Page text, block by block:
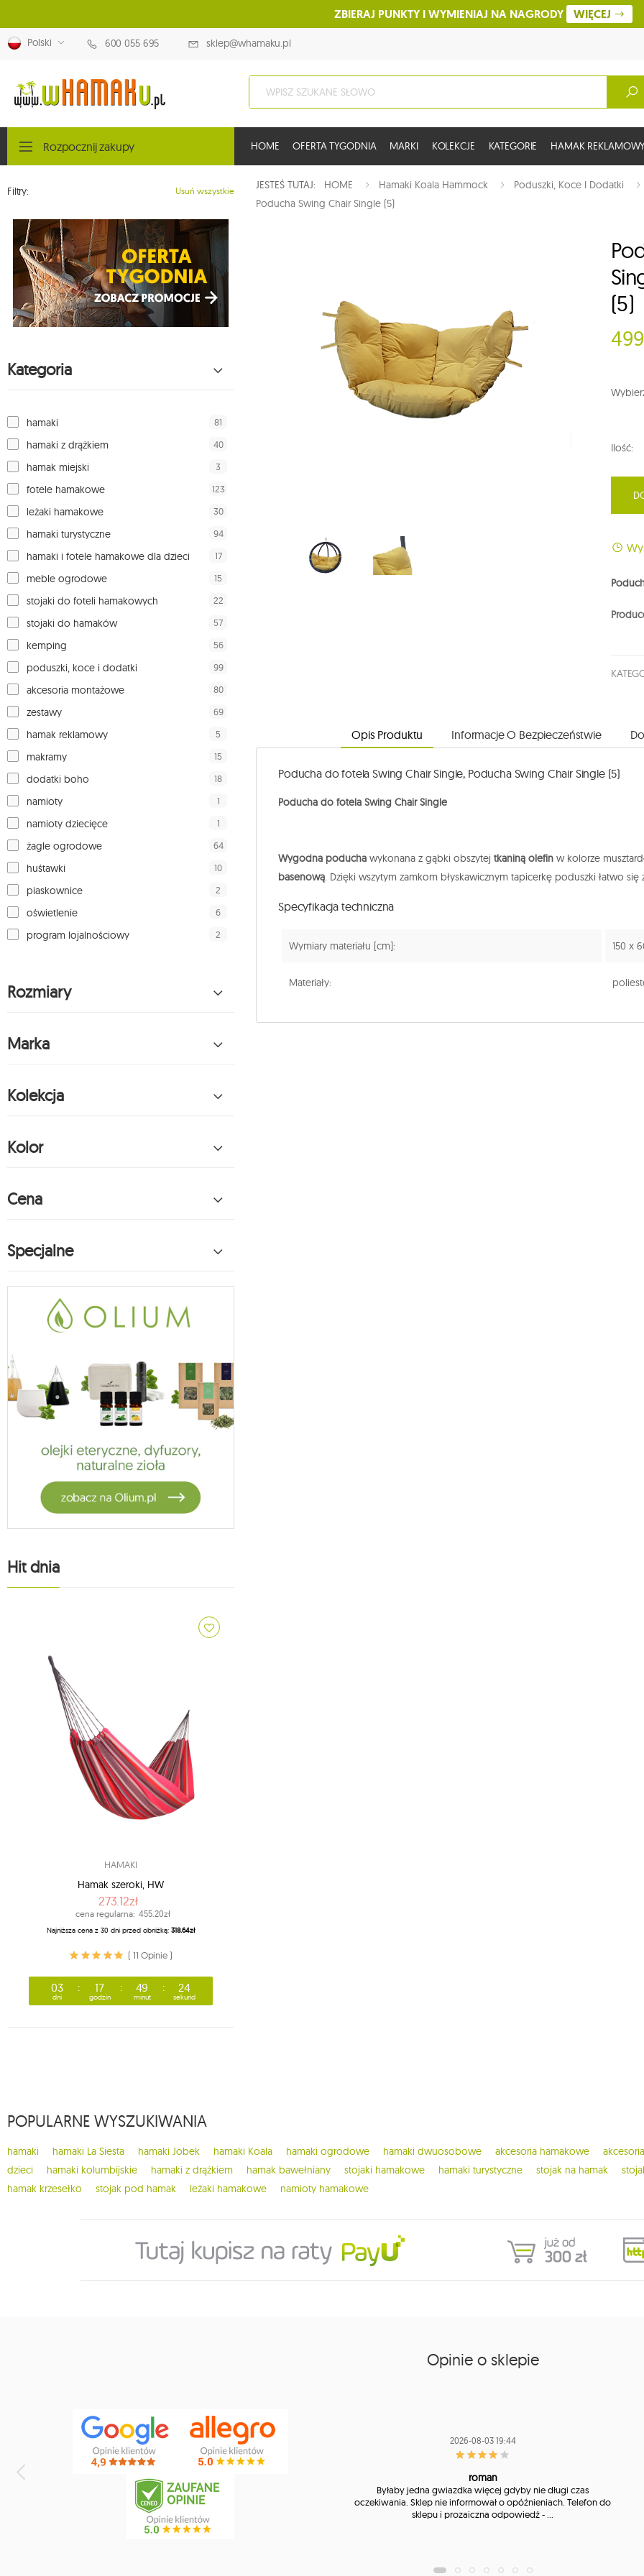
ZBIERAJ PUNKTY I WYMIENIAJ NA NAGRODY WIĘCEJ
Polski 600 055 695 sklep@whamaku.pl
Rozpocznij zakupy HOME OFERTA TYGODNIA MARKI KOLEKCJE KATEGORIE HAMAK
Filtry: Usuń wszystkie
Kategoria
hamaki 81
hamaki z drążkiem 40
hamak miejski 3
fotele hamakowe 123
leżaki hamakowe 30
hamaki turystyczne 94
hamaki i fotele hamakowe dla dzieci 17
meble ogrodowe 15
stojaki do foteli hamakowych 22
stojaki do hamaków 57
kemping 56
poduszki, koce i dodatki 99
akcesoria montażowe 80
zestawy 69
hamak reklamowy 5
makramy 15
dodatki boho 18
namioty 1
namioty dziecięce 1
żagle ogrodowe 64
huśtawki 10
piaskownice 2
oświetlenie 6
program lojalnościowy 2
Rozmiary
Marka
Kolekcja
Kolor
Cena
Specjalne
Hit dnia
HAMAKI
Hamak szeroki, HW
273.12zł
cena regularna: 455.20zł
Najniższa cena z 30 dni przed obniżką: 318.64zł
( 11 Opinie )
03
dni
17
godzin
49
minut
24
sekund
JESTEŚ TUTAJ: HOME Hamaki Koala Hammock
Poduszki, Koce I Dodatki
Poducha Swing Chair Single (5)
(5)
Ilość:
Opis Produktu Informacje O Bezpieczeństwie
Poducha do fotela Swing Chair Single, Poducha Swing Chair Single (5)
Poducha do fotela Swing Chair Single
Wygodna poducha wykonana z gąbki obszytej tkaniną olefin w kolorze
basenową. Dzięki wszytym zamkom błyskawicznym tapicerkę poduszki łatwo się
Specyfikacja techniczna
Wymiary materiału [cm]: 150 x
Materiały:
POPULARNE WYSZUKIWANIA
hamaki hamaki La Siesta hamaki Jobek hamaki Koala hamaki ogrodowe hamaki dwuosobowe akcesoria hamakowe
dzieci
hamaki kolumbijskie hamaki z drążkiem hamak bawełniany stojaki hamakowe hamaki turystyczne stojak na hamak
hamak krzesełko
stojak pod hamak leżaki hamakowe namioty hamakowe
Opinie o sklepie
2026-08-03 19:44
roman
Byłaby jedna gwiazdka więcej gdyby nie długi czas
oczekiwania. Sklep nie informował o opóźnieniach. Telefon do
sklepu i prozaiczna odpowiedź - ...